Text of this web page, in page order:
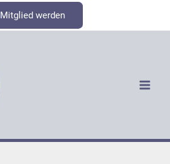
Mitglied werden